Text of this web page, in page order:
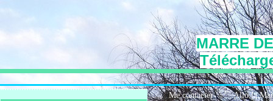
MARRE
Me contacter Allo la